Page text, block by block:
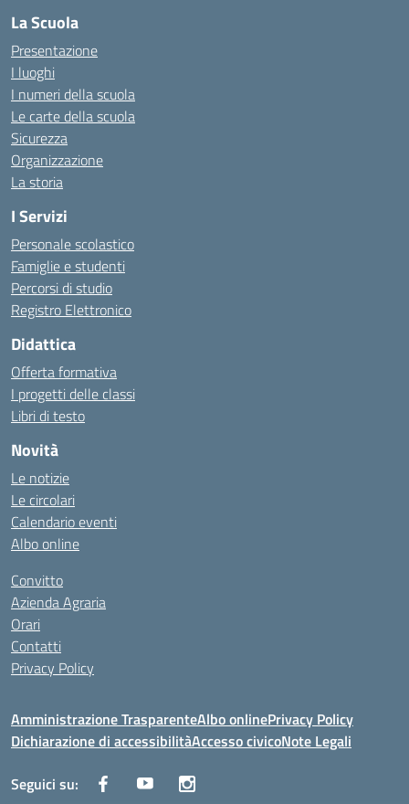
La Scuola
Presentazione
I luoghi
I numeri della scuola
Le carte della scuola
Sicurezza
Organizzazione
La storia
I Servizi
Personale scolastico
Famiglie e studenti
Percorsi di studio
Registro Elettronico
Didattica
Offerta formativa
I progetti delle classi
Libri di testo
Novità
Le notizie
Le circolari
Calendario eventi
Albo online
Convitto
Azienda Agraria
Orari
Contatti
Privacy Policy
Amministrazione TrasparenteAlbo onlinePrivacy Policy
Dichiarazione di accessibilitàAccesso civicoNote Legali
Seguici su: